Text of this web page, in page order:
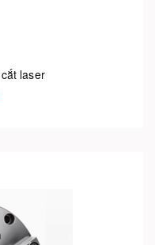
laser